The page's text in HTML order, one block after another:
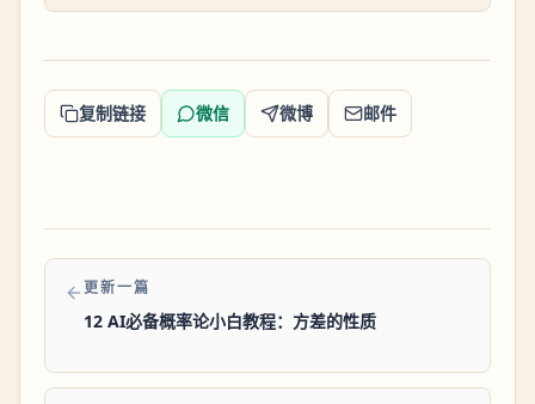
复制链接 微信 微博 邮件
更新一篇
12 AI必备概率论小白教程：方差的性质